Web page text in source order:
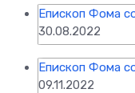
Епископ Фома
30.08.2022
Епископ Фома
09.11.2022